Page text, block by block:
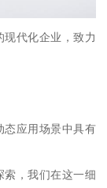
代化企业，致力
态应用场景中具有
索，我们在这一细